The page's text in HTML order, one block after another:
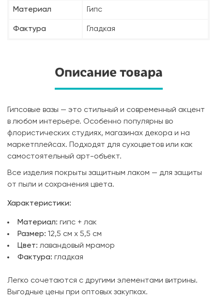
Материал Гипс
Фактура Гладкая
Описание товара
Гипсовые вазы — это стильный и современный акцент
в любом интерьере. Особенно популярны во
флористических студиях, магазинах декора и на
маркетплейсах. Подходят для сухоцветов или как
самостоятельный арт-объект.
Все изделия покрыты защитным лаком — для защиты
от пыли и сохранения цвета.
Характеристики:
Материал: гипс + лак
Размер: 12,5 см х 5,5 см
Цвет: лавандовый мрамор
Фактура: гладкая
Легко сочетаются с другими элементами витрины.
Выгодные цены при оптовых закупках.